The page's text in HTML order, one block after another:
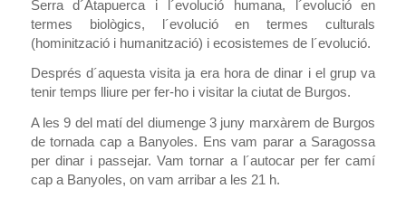
Serra d´Atapuerca i l´evolució humana, l´evolució en
termes biològics, l´evolució en termes culturals
(hominització i humanització) i ecosistemes de l´evolució.
Després d´aquesta visita ja era hora de dinar i el grup va
tenir temps lliure per fer-ho i visitar la ciutat de Burgos.
A les 9 del matí del diumenge 3 juny marxàrem de Burgos
de tornada cap a Banyoles. Ens vam parar a Saragossa
per dinar i passejar. Vam tornar a l´autocar per fer camí
cap a Banyoles, on vam arribar a les 21 h.